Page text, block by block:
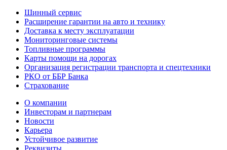
Шинный сервис
Расширение гарантии на авто и технику
Доставка к месту эксплуатации
Мониторинговые системы
Топливные программы
Карты помощи на дорогах
Организация регистрации транспорта и спецтехники
РКО от ББР Банка
Страхование
О компании
Инвесторам и партнерам
Новости
Карьера
Устойчивое развитие
Реквизиты